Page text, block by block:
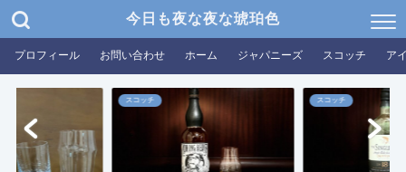
今日も夜な夜な琥珀色
プロフィール お問い合わせ ホーム ジャパニーズ スコッチ ア
スコッチ スコッチ